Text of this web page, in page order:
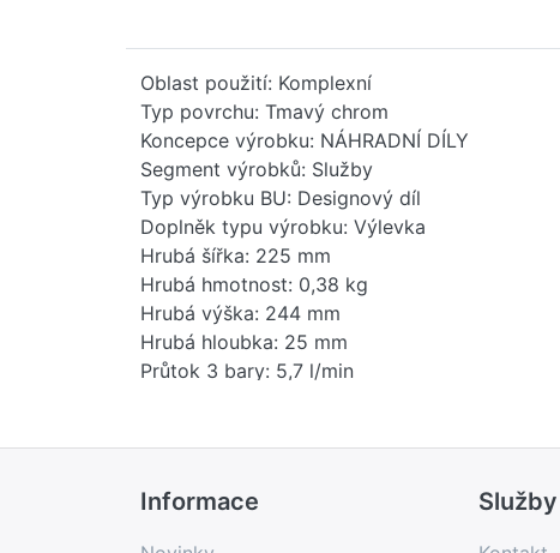
Oblast použití: Komplexní
Typ povrchu: Tmavý chrom
Koncepce výrobku: NÁHRADNÍ DÍLY
Segment výrobků: Služby
Typ výrobku BU: Designový díl
Doplněk typu výrobku: Výlevka
Hrubá šířka: 225 mm
Hrubá hmotnost: 0,38 kg
Hrubá výška: 244 mm
Hrubá hloubka: 25 mm
Průtok 3 bary: 5,7 l/min
Hmotnost balení: 0,06 kg
Stav položky - prodej: uvolněno
EAN: 4099477076461
Země původu: DE
Informace Služby